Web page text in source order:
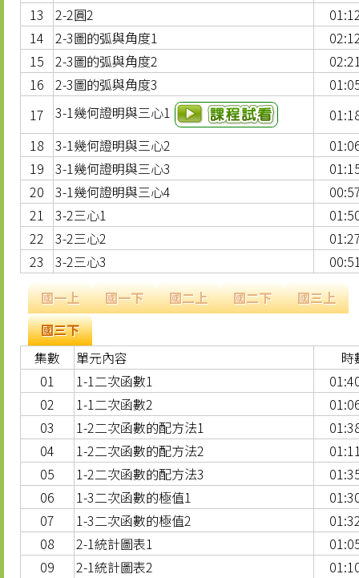
13
2-2圓2
14
2-3圖的弧與角度1
15
2-3圖的弧與角度2
16
2-3圖的弧與角度3
17
3-1幾何證明與三心1
18
3-1幾何證明與三心2
19
3-1幾何證明與三心3
20
3-1幾何證明與三心4
21
3-2三心1
22
3-2三心2
23
3-2三心3
國一上
國一下 國二上 國二下
國三上
國三下
集數
單元內容
時
01
1-1二次函數1
02
1-1二次函數2
03
1-2二次函數的配方法1
04
1-2二次函數的配方法2
05
1-2二次函數的配方法3
06
1-3二次函數的極值1
07
1-3二次函數的極值2
08
2-1統計圖表1
09
2-1統計圖表2